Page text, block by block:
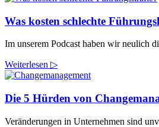
Was kosten schlechte
Im unserem Podcast haben wir neulich
Weiterlesen ▷
Die 5 Hürden von
Veränderungen in Unternehmen sind